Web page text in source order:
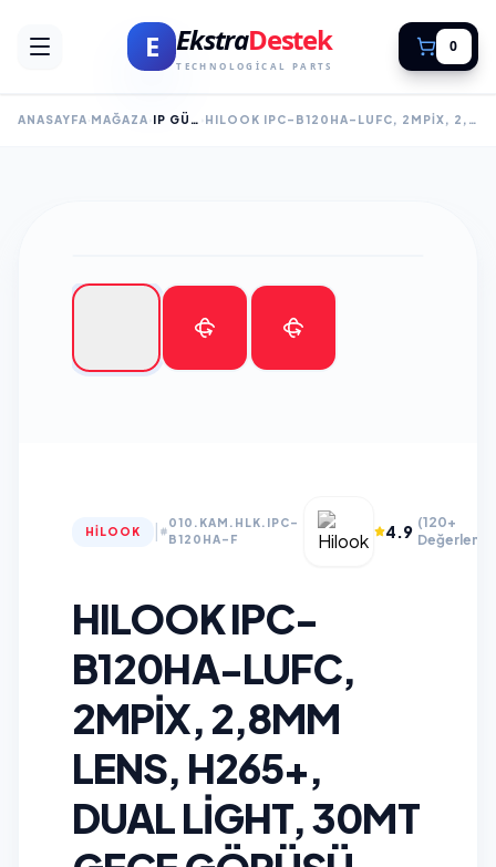
E EkstraDestek
TECHNOLOGICAL PARTS
0
ANASAYFA MAĞAZA IP GÜVENLİK KAMERALARI HILOOK IPC-B120HA-LUFC, 2MPIX, 2,8MM LENS, H265+, DUAL LIGHT, 30MT GECE GÖRÜŞÜ, DAHILI MIKROFON, IP67, POE, BULLET, IP KAMERA
HILOOK
010.KAM.HLK.IPC-
B120HA-F
4.9 (120+
HILOOK IPC-
B120HA-LUFC,
2MPIX, 2,8MM
LENS, H265+,
DUAL LIGHT, 30MT